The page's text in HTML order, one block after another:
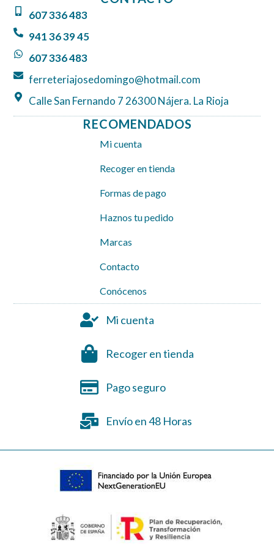
607 336 483
941 36 39 45
607 336 483
ferreteriajosedomingo@hotmail.com
Calle San Fernando 7 26300 Nájera. La Rioja
RECOMENDADOS
Mi cuenta
Recoger en tienda
Formas de pago
Haznos tu pedido
Marcas
Contacto
Conócenos
Mi cuenta
Recoger en tienda
Pago seguro
Envío en 48 Horas